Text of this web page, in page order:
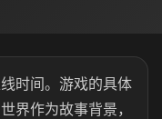
时间。游戏的具体
界作为故事背景，